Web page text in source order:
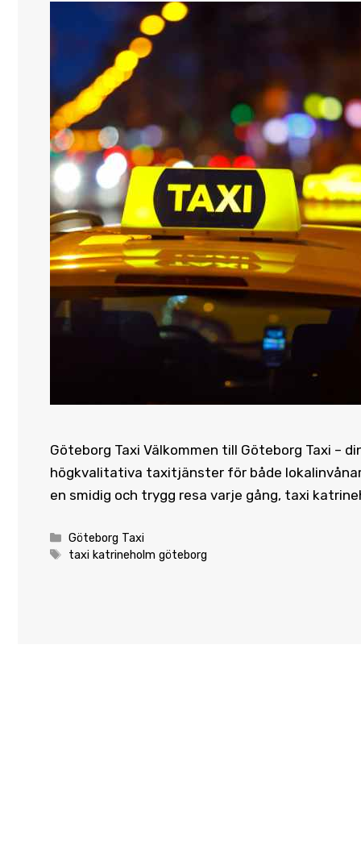
Göteborg Taxi Välkommen till Göteborg Taxi –
högkvalitativa taxitjänster för både
en smidig och trygg resa varje gång, taxi
Categories
Göteborg Taxi
Tags
taxi katrineholm göteborg